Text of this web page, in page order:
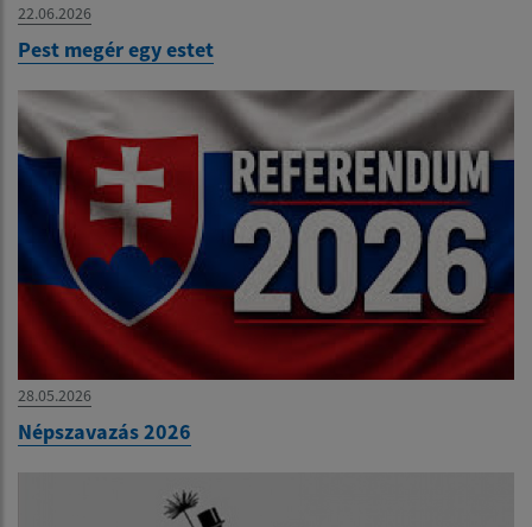
22.06.2026
Pest megér egy estet
28.05.2026
Népszavazás 2026